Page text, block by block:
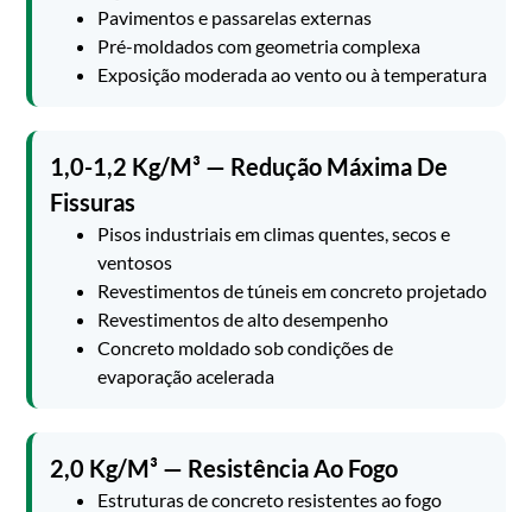
Pavimentos e passarelas externas
Pré-moldados com geometria complexa
Exposição moderada ao vento ou à temperatura
1,0-1,2 Kg/m³ — Redução Máxima De
Fissuras
Pisos industriais em climas quentes, secos e
ventosos
Revestimentos de túneis em concreto projetado
Revestimentos de alto desempenho
Concreto moldado sob condições de
evaporação acelerada
2,0 Kg/m³ — Resistência Ao Fogo
Estruturas de concreto resistentes ao fogo